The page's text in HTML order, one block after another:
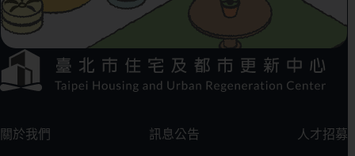
方選單連結區
:::
關於我們 訊息公告
人才招募